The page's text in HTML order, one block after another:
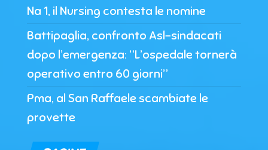
Na 1, il Nursing contesta le nomine
Battipaglia, confronto Asl-sindacati
dopo l’emergenza: “L’ospedale tornerà
operativo entro 60 giorni”
Pma, al San Raffaele scambiate le
provette